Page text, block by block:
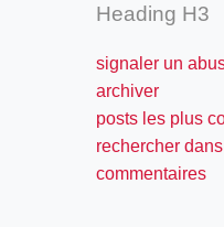
Heading H3
signaler un
archiver
posts les plus
rechercher
commentaires